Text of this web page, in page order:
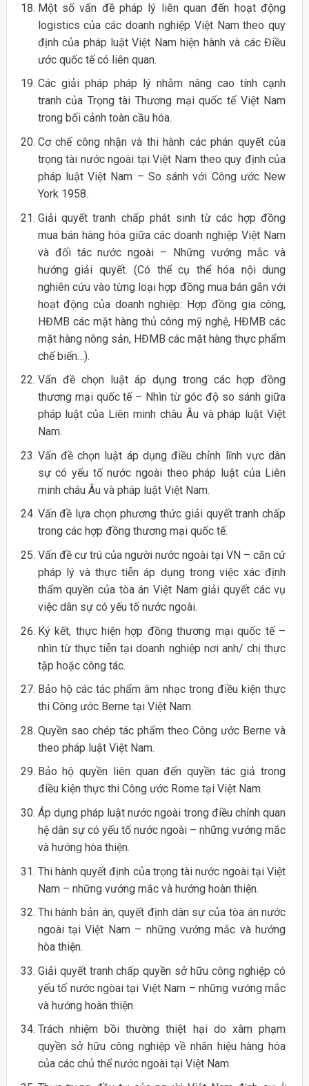
Một số vấn đề pháp lý liên quan đến hoạt động
logistics của các doanh nghiệp Việt Nam theo quy
định của pháp luật Việt Nam hiện hành và các Điều
ước quốc tế có liên quan.
Các giải pháp pháp lý nhằm nâng cao tính cạnh
tranh của Trọng tài Thương mại quốc tế Việt Nam
trong bối cảnh toàn cầu hóa.
Cơ chế công nhận và thi hành các phán quyết của
trọng tài nước ngoài tại Việt Nam theo quy định của
pháp luật Việt Nam – So sánh với Công ước New
York 1958.
Giải quyết tranh chấp phát sinh từ các hợp đồng
mua bán hàng hóa giữa các doanh nghiệp Việt Nam
và đối tác nước ngoài – Những vướng mắc và
hướng giải quyết. (Có thể cụ thể hóa nội dung
nghiên cứu vào từng loại hợp đồng mua bán gắn với
hoạt động của doanh nghiệp: Hợp đồng gia công,
HĐMB các mặt hàng thủ công mỹ nghệ, HĐMB các
mặt hàng nông sản, HĐMB các mặt hàng thực phẩm
chế biến…).
Vấn đề chọn luật áp dụng trong các hợp đồng
thương mại quốc tế – Nhìn từ góc độ so sánh giữa
pháp luật của Liên minh châu Âu và pháp luật Việt
Nam.
Vấn đề chọn luật áp dụng điều chỉnh lĩnh vực dân
sự có yếu tố nước ngoài theo pháp luật của Liên
minh châu Âu và pháp luật Việt Nam.
Vấn đề lựa chọn phương thức giải quyết tranh chấp
trong các hợp đồng thương mại quốc tế.
Vấn đề cư trú của người nước ngoài tại VN – căn cứ
pháp lý và thực tiễn áp dụng trong việc xác định
thẩm quyền của tòa án Việt Nam giải quyết các vụ
việc dân sự có yếu tố nước ngoài.
Ký kết, thực hiện hợp đồng thương mại quốc tế –
nhìn từ thực tiễn tại doanh nghiệp nơi anh/ chị thực
tập hoặc công tác.
Bảo hộ các tác phẩm âm nhạc trong điều kiện thực
thi Công ước Berne tại Việt Nam.
Quyền sao chép tác phẩm theo Công ước Berne và
theo pháp luật Việt Nam.
Bảo hộ quyền liên quan đến quyền tác giả trong
điều kiện thực thi Công ước Rome tại Việt Nam.
Áp dụng pháp luật nước ngoài trong điều chỉnh quan
hệ dân sự có yếu tố nước ngoài – những vướng mắc
và hướng hòa thiện.
Thi hành quyết định của trọng tài nước ngoài tại Việt
Nam – những vướng mắc và hướng hoàn thiện.
Thi hành bản án, quyết định dân sự của tòa án nước
ngoài tại Việt Nam – những vướng mắc và hướng
hòa thiện.
Giải quyết tranh chấp quyền sở hữu công nghiệp có
yếu tố nước ngòai tại Việt Nam – những vướng mắc
và hướng hoàn thiện.
Trách nhiệm bồi thường thiệt hại do xâm phạm
quyền sở hữu công nghiệp về nhãn hiệu hàng hóa
của các chủ thể nước ngoài tại Việt Nam.